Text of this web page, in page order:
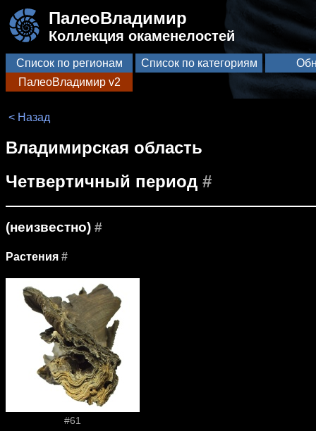
ПалеоВладимир
Коллекция окаменелостей
Список по регионам Список по категориям
ПалеоВладимир v2
< Назад
Владимирская область
Четвертичный период #
(неизвестно) #
Растения #
#61